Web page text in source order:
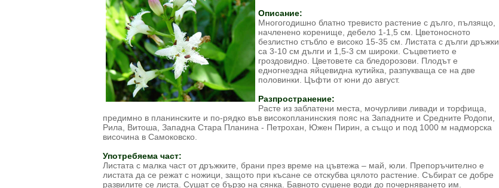
Описание:
Многогодишно блатно тревисто растение с дълго, пълзящо,
начленено коренище, дебело 1-1,5 см. Цветоносното
безлистно стъбло е високо 15-35 см. Листата с дълги дръжки
са 3-10 см дълги и 1,5-3 см широки. Съцветието е
гроздовидно. Цветовете са бледорозови. Плодът е
едногнездна яйцевидна кутийка, разпукваща се на две
половинки. Цъфти от юни до август.
Разпространение:
Расте из заблатени места, мочурливи ливади и торфища,
предимно в планинските и по-рядко във високопланинския пояс на Западните и Средните Родопи,
Рила, Витоша, Западна Стара Планина - Петрохан, Южен Пирин, а също и под 1000 м надморска
височина в Самоковско.
Употребяема част:
Листата с малка част от дръжките, брани през време на цъвтежа – май, юли. Препоръчително е
листата да се режат с ножици, защото при късане се отскубва цялото растение. Събират се добре
развилите се листа. Сушат се бързо на сянка. Бавното сушене води до почерняването им.